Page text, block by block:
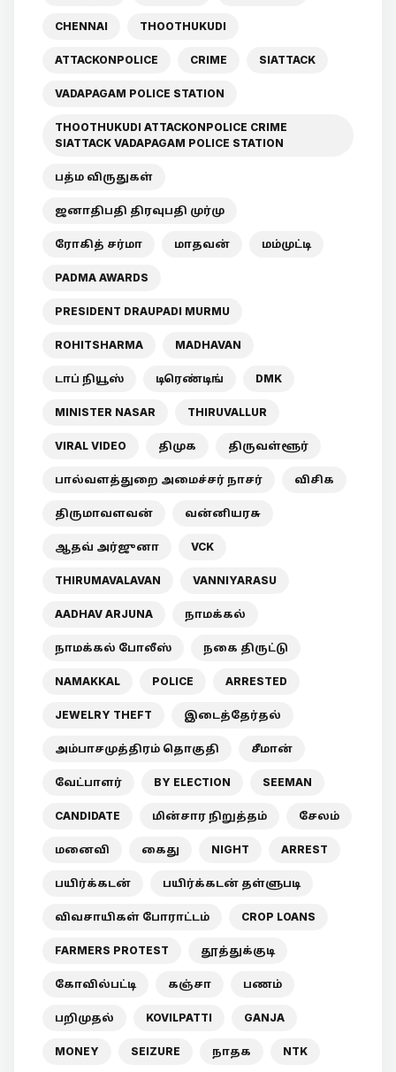
CHENNAI THOOTHUKUDI
ATTACKONPOLICE CRIME SIATTACK
VADAPAGAM POLICE STATION
THOOTHUKUDI ATTACKONPOLICE CRIME
SIATTACK VADAPAGAM POLICE STATION
பத்ம விருதுகள்
ஜனாதிபதி திரவுபதி முர்மு
ரோகித் சர்மா மாதவன் மம்முட்டி
PADMA AWARDS
PRESIDENT DRAUPADI MURMU
ROHITSHARMA MADHAVAN
டாப் நியூஸ் டிரெண்டிங் DMK
MINISTER NASAR THIRUVALLUR
VIRAL VIDEO திமுக திருவள்ளூர்
பால்வளத்துறை அமைச்சர் நாசர் விசிக
திருமாவளவன் வன்னியரசு
ஆதவ் அர்ஜுனா VCK
THIRUMAVALAVAN VANNIYARASU
AADHAV ARJUNA நாமக்கல்
நாமக்கல் போலீஸ் நகை திருட்டு
NAMAKKAL POLICE ARRESTED
JEWELRY THEFT இடைத்தேர்தல்
அம்பாசமுத்திரம் தொகுதி சீமான்
வேட்பாளர் BY ELECTION SEEMAN
CANDIDATE மின்சார நிறுத்தம் சேலம்
மனைவி கைது NIGHT ARREST
பயிர்க்கடன் பயிர்க்கடன் தள்ளுபடி
விவசாயிகள் போராட்டம் CROP LOANS
FARMERS PROTEST தூத்துக்குடி
கோவில்பட்டி கஞ்சா பணம்
பறிமுதல் KOVILPATTI GANJA
MONEY SEIZURE நாதக NTK